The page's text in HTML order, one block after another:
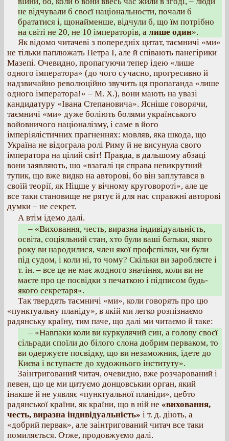
не відчували б своєї національности, почали б
брататися і, щонайменше, відчули б, що їм потрібно
на світі не 20, не 10 імператорів, а лише один».
Як відомо читачеві з попередніх цитат, таємничі «ми»
не тільки паплюжать Петра І, але й співають панегірики
Мазепі. Очевидно, пропагуючи тепер ідею «лише
одного імператора» (до чого сучасно, прогресивно й
надзвичайно революційно звучить ця пропаганда «лише
одного імператора!» – М. X.), вони мають на увазі
кандидатуру «Івана Степановича». Ясніше говорячи,
таємничі «ми» дуже боліють болями українського
войовничого націоналізму, і саме в його
імперіялістичних прагненнях: мовляв, яка шкода, що
Україна не відограла ролі Риму й не висунула свого
імператора на цілий світ! Правда, в дальшому абзаці
вони заявляють, шо «взагалі ця справа невикрутний
тупик, що вже видко на авторові, бо він заплутався в
своїй теорії, як Ніцше у вічному круговороті», але це
все таки становище не рятує й для нас справжні авторові
думки – не секрет.
А втім ідемо далі.
– «Виховання, честь, виразна індивідуальність,
освіта, соціяльний стан, хто були ваші батьки, якого
року ви народилися, член якої профспілки, чи були
під судом, і коли ні, то чому? Скільки ви заробляєте і
т. ін. – все це не має жодного значіння, коли ви не
маєте про це посвідки з печаткою і підписом будь-
якого секретаря».
Так твердять таємничі «ми», коли говорять про цю
«пунктуальну планіду», в якій ми легко розпізнаємо
радянську країну, тим паче, що далі ми читаємо й таке:
– «Навпаки коли ви куркулячий син, а голову своєї
сільради споїли до білого слона добрим перваком, то
ви одержуєте посвідку, що ви незаможник, їдете до
Києва і вступаєте до художнього інституту».
Заінтригований читач, очевидно, вже розчарований і
певен, що це ми цитуємо донцовськии орган, який
інакше й не уявляє «пунктуальної планіди», цебто
радянської країни, як країни, що в ній не «виховання,
честь, виразна індивідуальність» і т. д. діють, а
«добрий первак», але заінтригований читач все таки
помиляється. Отже, продовжуємо далі.